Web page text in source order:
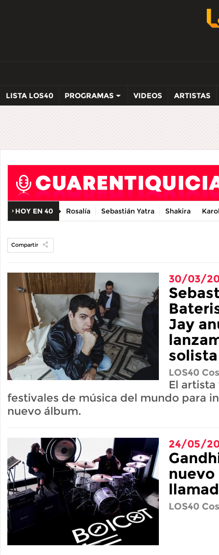
LISTA LOS40 PROGRAMAS VIDEOS ARTISTAS
HOY EN 40 Rosalía Sebastián Yatra Shakira
Compartir
30/03/
Jay
solista
LOS40
El
festivales de música del mundo para
nuevo álbum.
24/05/
LOS40